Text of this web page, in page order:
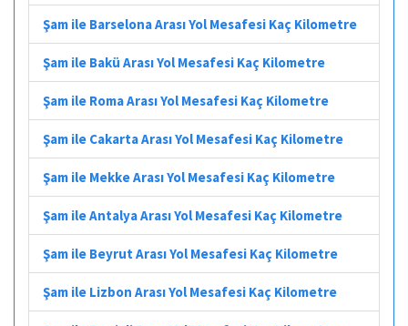
Şam ile Barselona Arası Yol Mesafesi Kaç Kilometre
Şam ile Bakü Arası Yol Mesafesi Kaç Kilometre
Şam ile Roma Arası Yol Mesafesi Kaç Kilometre
Şam ile Cakarta Arası Yol Mesafesi Kaç Kilometre
Şam ile Mekke Arası Yol Mesafesi Kaç Kilometre
Şam ile Antalya Arası Yol Mesafesi Kaç Kilometre
Şam ile Beyrut Arası Yol Mesafesi Kaç Kilometre
Şam ile Lizbon Arası Yol Mesafesi Kaç Kilometre